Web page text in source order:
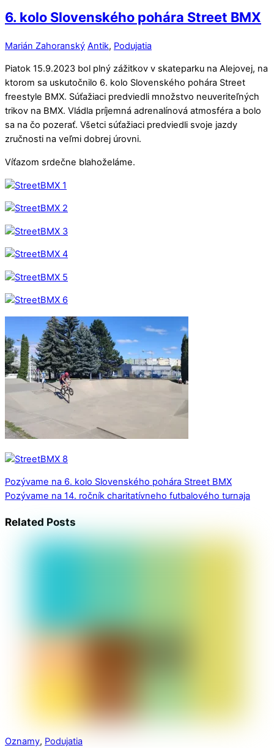
6. kolo Slovenského pohára Street BMX
Marián Zahoranský Antik, Podujatia
Piatok 15.9.2023 bol plný zážitkov v skateparku na Alejovej, na
ktorom sa uskutočnilo 6. kolo Slovenského pohára Street
freestyle BMX. Súťažiaci predviedli množstvo neuveriteľných
trikov na BMX. Vládla príjemná adrenalínová atmosféra a bolo
sa na čo pozerať. Všetci súťažiaci predviedli svoje jazdy
zručnosti na veľmi dobrej úrovni.
Víťazom srdečne blahoželáme.
Pozývame na 6. kolo Slovenského pohára Street BMX
Pozývame na 14. ročník charitatívneho futbalového turnaja
Related Posts
Oznamy, Podujatia